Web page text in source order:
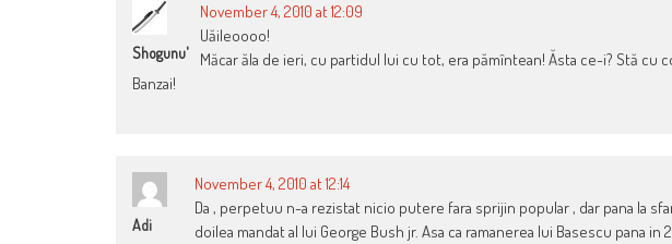
Shogunu'
November 4, 2010 at 12:09
Uăileoooo!
Măcar ăla de ieri, cu partidul lui cu tot, era pămîntean! Ăsta ce-i? Stă cu
Banzai!
Adi
November 4, 2010 at 12:14
Da , perpetuu n-a rezistat nicio putere fara sprijin popular , dar pana la
doilea mandat al lui George Bush jr. Asa ca ramanerea lui Basescu pana